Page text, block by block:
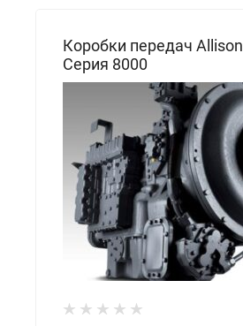
Коробки передач Allison
Серия 8000